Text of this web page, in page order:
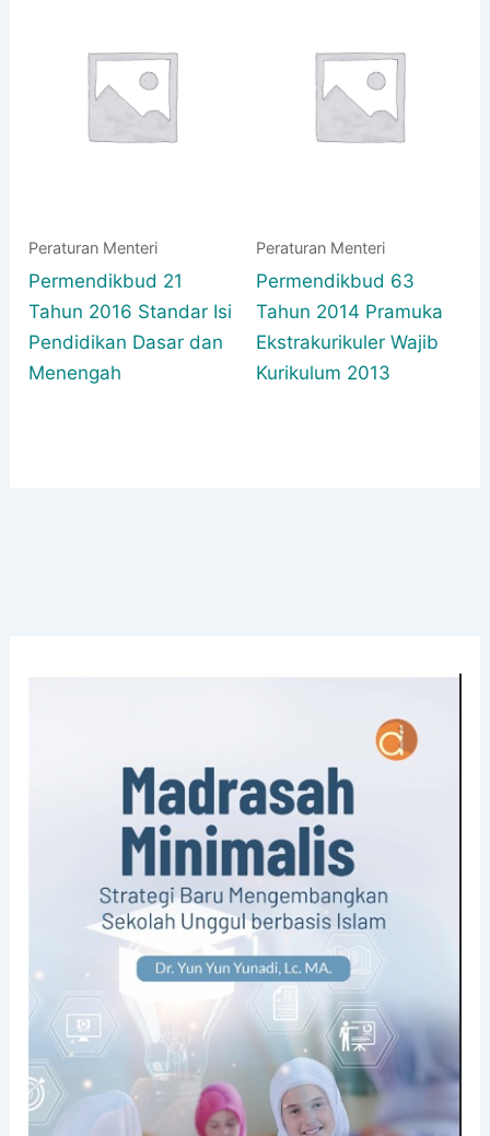
Peraturan Menteri
Permendikbud 21
Tahun 2016 Standar Isi
Pendidikan Dasar dan
Menengah
Peraturan Menteri
Permendikbud 63
Tahun 2014 Pramuka
Ekstrakurikuler Wajib
Kurikulum 2013